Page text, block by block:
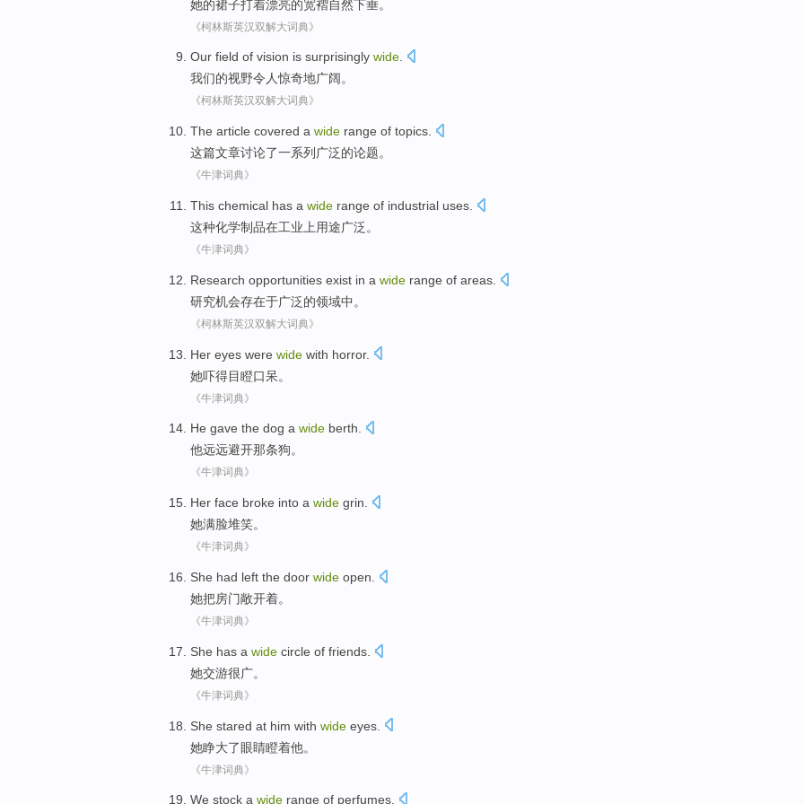
她的裙子打着漂亮的宽褶自然下垂。
《柯林斯英汉双解大词典》
Our field of vision is surprisingly wide.
我们的视野令人惊奇地广阔。
《柯林斯英汉双解大词典》
The article covered a wide range of topics
这篇文章讨论了一系列 广泛的论题。
《牛津词典》
This chemical has a wide range of industrial uses
这种化学制品在工业 上用途广泛 。
《牛津词典》
Research opportunities exist in a wide range of areas
研究机会存在于广泛的领域中。
《柯林斯英汉双解大词典》
Her eyes were wide with horror.
她吓得目瞪口呆。
《牛津词典》
He gave the dog a wide berth.
他远远避开那条狗。
《牛津词典》
Her face broke into a wide grin
她满脸堆笑。
《牛津词典》
She had left the door wide open
她把房门敞开着。
《牛津词典》
She has a wide circle of friends.
她交游很广。
《牛津词典》
She stared at him with wide eyes
她睁大了眼睛瞪着他。
《牛津词典》
We stock a wide range of perfumes.